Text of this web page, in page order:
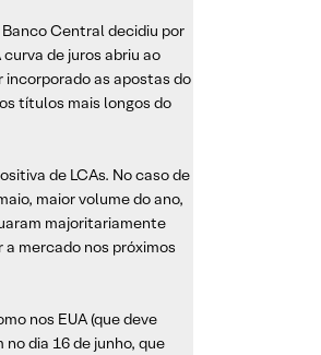
Central decidiu por
de juros abriu ao
as apostas do
títulos mais longos do
de LCAs. No caso de
maior volume do ano,
majoritariamente
mercado nos próximos
nos EUA (que deve
dia 16 de junho, que